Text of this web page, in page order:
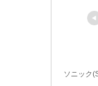
ソニック